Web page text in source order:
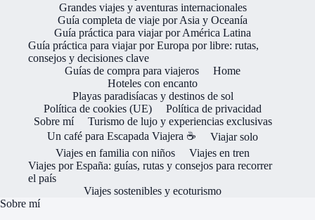
Grandes viajes y aventuras internacionales
Guía completa de viaje por Asia y Oceanía
Guía práctica para viajar por América Latina
Guía práctica para viajar por Europa por libre: rutas,
consejos y decisiones clave
Guías de compra para viajeros
Home
Hoteles con encanto
Playas paradisíacas y destinos de sol
Política de cookies (UE)
Política de privacidad
Sobre mí
Turismo de lujo y experiencias exclusivas
Un café para Escapada Viajera ☕
Viajar solo
Viajes en familia con niños
Viajes en tren
Viajes por España: guías, rutas y consejos para recorrer
el país
Viajes sostenibles y ecoturismo
Sobre mí